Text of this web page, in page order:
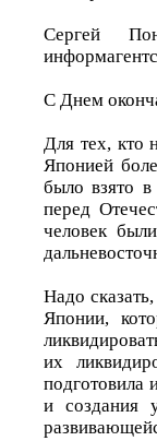
Сергей
С Днем
Для тех, кто
Японией
было взято
перед
человек
Надо
Японии,
их
подготовила
и создания